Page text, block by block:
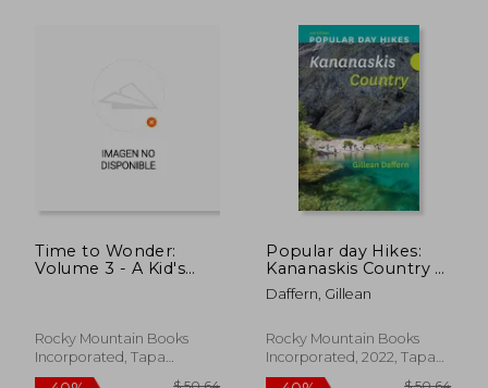
Time to Wonder:
Volume 3 - A Kid's
Squamish-Lillooet
and Lower Mainland
Rocky Mountain Books
Incorporated, Tapa
Blanda, Nuevo
Popular day Hikes:
Kananaskis Country –
2nd Edition (en
Inglés)
Daffern, Gillean
Rocky Mountain Books
Incorporated, 2022, Tapa
Blanda, Nuevo